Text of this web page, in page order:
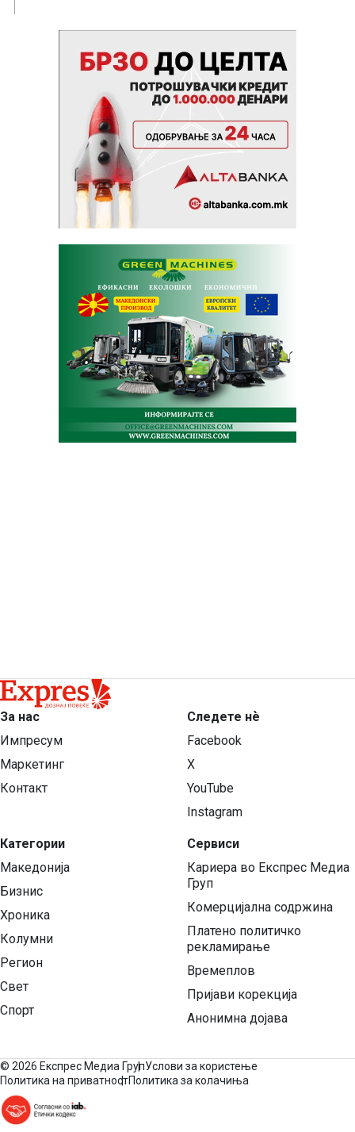
За нас
Импресум
Маркетинг
Контакт
Категории
Македонија
Бизнис
Хроника
Колумни
Регион
Свет
Спорт
Следете нѐ
Facebook
X
YouTube
Instagram
Сервиси
Кариера во Експрес Медиа
Груп
Комерцијална содржина
Платено политичко
рекламирање
Времеплов
Пријави корекција
Анонимна дојава
© 2026 Експрес Медиа ГрупУслови за користење
Политика на приватностПолитика за колачиња